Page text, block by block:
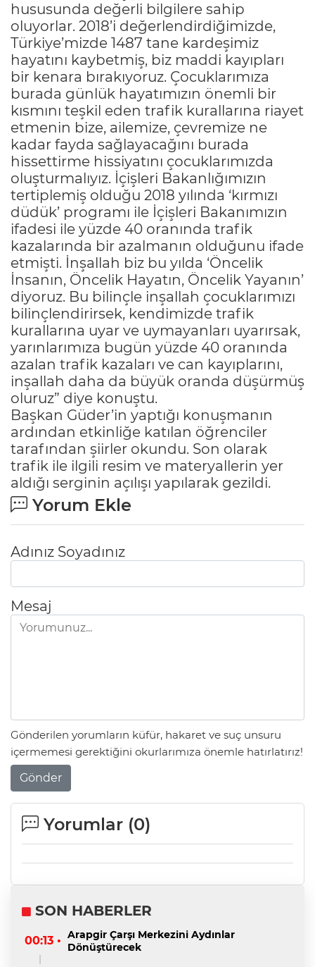
hususunda değerli bilgilere sahip
oluyorlar. 2018’i değerlendirdiğimizde,
Türkiye’mizde 1487 tane kardeşimiz
hayatını kaybetmiş, biz maddi kayıpları
bir kenara bırakıyoruz. Çocuklarımıza
burada günlük hayatımızın önemli bir
kısmını teşkil eden trafik kurallarına riayet
etmenin bize, ailemize, çevremize ne
kadar fayda sağlayacağını burada
hissettirme hissiyatını çocuklarımızda
oluşturmalıyız. İçişleri Bakanlığımızın
tertiplemiş olduğu 2018 yılında ‘kırmızı
düdük’ programı ile İçişleri Bakanımızın
ifadesi ile yüzde 40 oranında trafik
kazalarında bir azalmanın olduğunu ifade
etmişti. İnşallah biz bu yılda ‘Öncelik
İnsanın, Öncelik Hayatın, Öncelik Yayanın’
diyoruz. Bu bilinçle inşallah çocuklarımızı
bilinçlendirirsek, kendimizde trafik
kurallarına uyar ve uymayanları uyarırsak,
yarınlarımıza bugün yüzde 40 oranında
azalan trafik kazaları ve can kayıplarını,
inşallah daha da büyük oranda düşürmüş
oluruz” diye konuştu.
Başkan Güder’in yaptığı konuşmanın
ardından etkinliğe katılan öğrenciler
tarafından şiirler okundu. Son olarak
trafik ile ilgili resim ve materyallerin yer
aldığı serginin açılışı yapılarak gezildi.
Yorum Ekle
Adınız Soyadınız
Mesaj
Gönderilen yorumların küfür, hakaret ve suç unsuru
içermemesi gerektiğini okurlarımıza önemle hatırlatırız!
Gönder
Yorumlar (0)
SON HABERLER
00:13 • Arapgir Çarşı Merkezini Aydınlar
Dönüştürecek